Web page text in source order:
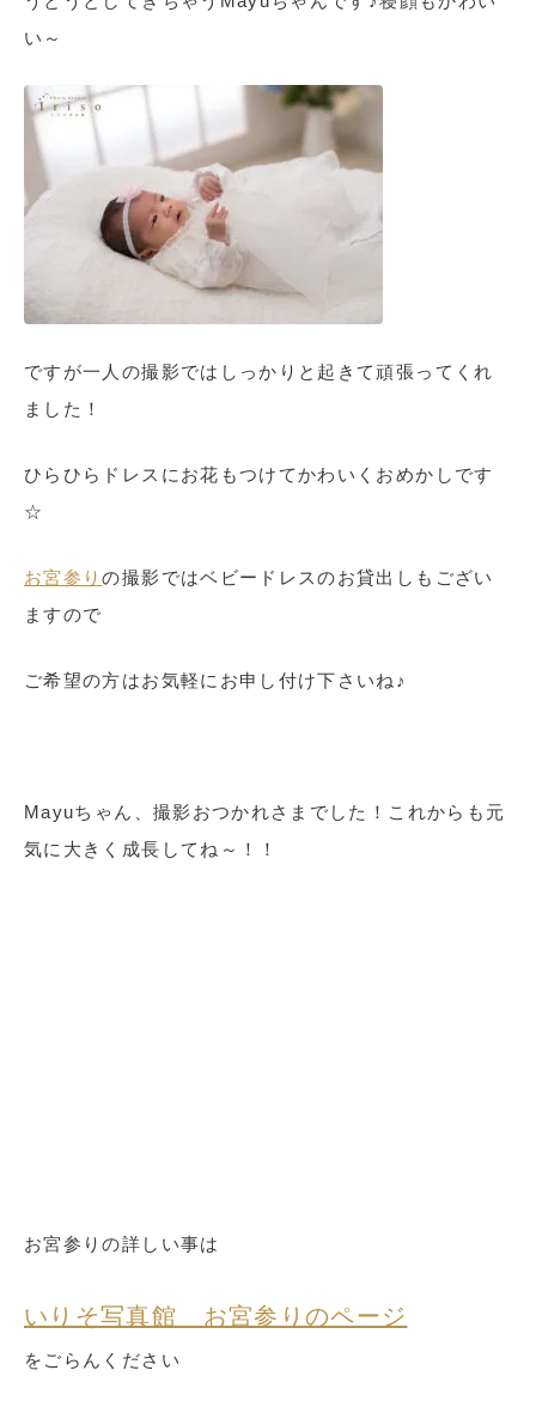
い～
ですが一人の撮影ではしっかりと起きて頑張ってくれ
ました！
ひらひらドレスにお花もつけてかわいくおめかしです
☆
お宮参りの撮影ではベビードレスのお貸出しもござい
ますので
ご希望の方はお気軽にお申し付け下さいね♪
Mayuちゃん、撮影おつかれさまでした！これからも元
気に大きく成長してね～！！
お宮参りの詳しい事は
いりそ写真館 お宮参りのページ
をごらんください